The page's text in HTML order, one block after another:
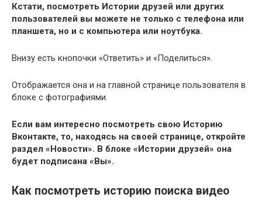
Кстати, посмотреть Истории друзей или других
пользователей вы можете не только с телефона или
планшета, но и с компьютера или ноутбука.
Внизу есть кнопочки «Ответить» и «Поделиться».
Отображается она и на главной странице пользователя в
блоке с фотографиями.
Если вам интересно посмотреть свою Историю
Вконтакте, то, находясь на своей странице, откройте
раздел «Новости». В блоке «Истории друзей» она
будет подписана «Вы».
Как посмотреть историю поиска видео